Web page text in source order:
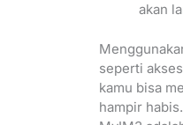
akan
seperti
kamu bisa
hampir